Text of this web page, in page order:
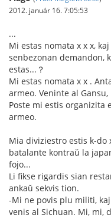
2012. január 16. 7:05:53
...
Mi estas nomata x x x,
senbezonan demandon,
estas...？
Mi estas nomata x x .
armeo. Veninte al
Poste mi estis organizita
armeo.
Mia diviziestro estis k-do
batalante kontraŭ la
fojo...
Li fikse rigardis sian
ankaŭ sekvis tion.
-Mi ne povis plu militi,
venis al Sichuan. Mi, mi,